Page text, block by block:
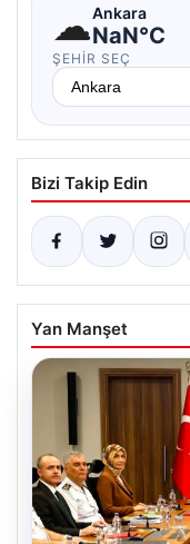
☁Ankara
NaN°C
ŞEHIR SEÇ
Bizi Takip Edin
Yan Manşet